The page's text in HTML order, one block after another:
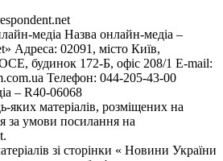
медіа Назва онлайн-медіа –
Адреса: 02091, місто Київ,
будинок 172-Б, офіс 208/1 E-mail:
Телефон: 044-205-43-00
– R40-06068
яких матеріалів, розміщених на
за умови посилання на
зі сторінки « Новини України